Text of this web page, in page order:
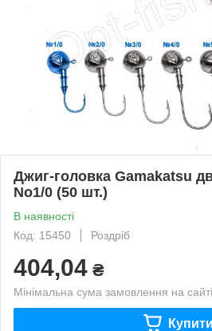
Джиг-головка Gamakatsu
No1/0 (50 шт.)
В наявності
Код: 15450
Роздріб
404,04 ₴
Мінімальна сума замовлення на
Купити